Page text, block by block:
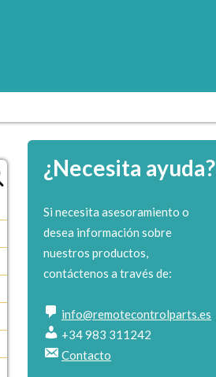
¿Necesita ayuda?
Si necesita asesoramiento o
desea información sobre
nuestros productos,
contáctenos a través de:
info@remotecontrolparts.es
+34 983 311242
Contacto